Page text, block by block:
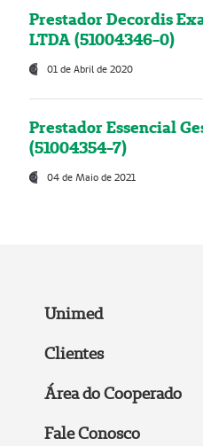
Prestador Decordis
LTDA (51004346-0)
01 de Abril de 2020
Prestador Essencial
(51004354-7)
04 de Maio de 2021
Unimed
Clientes
Área do Cooperado
Fale Conosco